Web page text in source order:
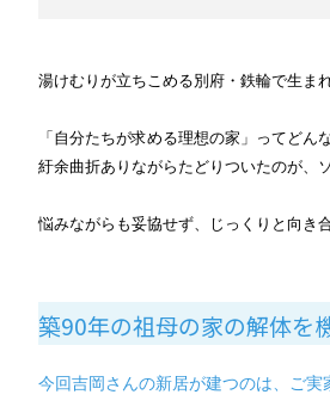
湯けむりが立ちこめる別府・鉄輪で生ま
「自分たちが求める理想の家」ってどん
紆余曲折ありながらたどりついたのが、
悩みながらも妥協せず、じっくりと向き
築90年の祖母の家の解体を
今回吉岡さんの新居が建つのは、ご